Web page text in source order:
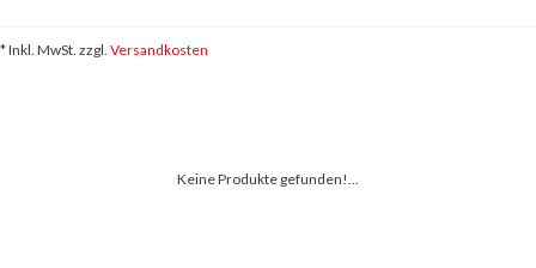
* Inkl. MwSt. zzgl. Versandkosten
Keine Produkte gefunden!...